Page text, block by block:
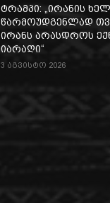
ტრამპი: „ირანის
წარმოუდგენლად
ირანს არასდროს
იარაღი“
3 აგვისტო 2026